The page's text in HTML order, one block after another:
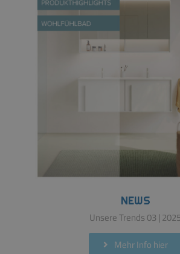
NEWS
Unsere Trends 03 |
Mehr Info hier